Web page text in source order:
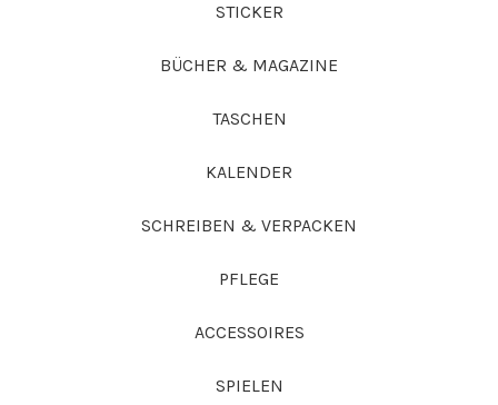
STICKER
BÜCHER & MAGAZINE
TASCHEN
KALENDER
SCHREIBEN & VERPACKEN
PFLEGE
ACCESSOIRES
SPIELEN